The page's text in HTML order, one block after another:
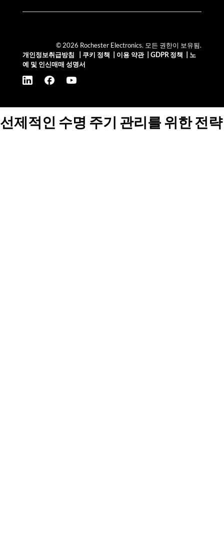
© 2026 Rochester Electronics. 모든 권한이 보유됨.
개인정보취급방침
쿠키 정책 이용 약관| GDPR 정책
노
예 및 인신매매 성명서
선제적인 수명 주기 관리를 위한 전략